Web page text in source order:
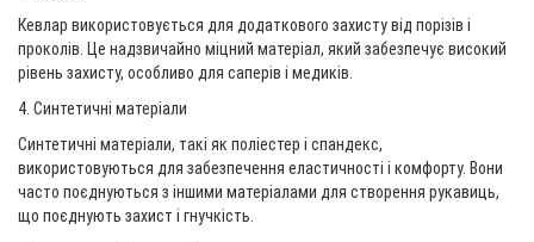
Кевлар використовується для додаткового захисту від порізів і
проколів. Це надзвичайно міцний матеріал, який забезпечує високий
рівень захисту, особливо для саперів і медиків.
4. Синтетичні матеріали
Синтетичні матеріали, такі як поліестер і спандекс,
використовуються для забезпечення еластичності і комфорту. Вони
часто поєднуються з іншими матеріалами для створення рукавиць,
що поєднують захист і гнучкість.